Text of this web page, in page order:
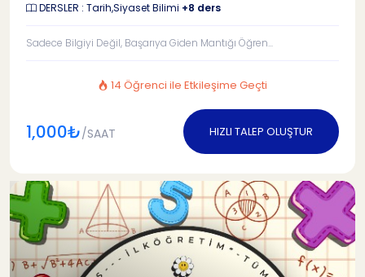
DERSLER : Tarih,Siyaset Bilimi +8 ders
Sadece Bilgiyi Değil, Başarıya Giden Mantığı Öğren...
14 Öğrenci ile Etkileşime Geçti
1,000₺/SAAT HIZLI TALEP OLUŞTUR